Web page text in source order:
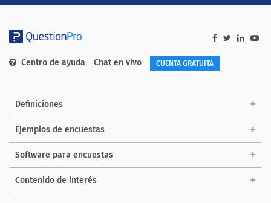
Centro de ayuda Chat en vivo CUENTA GRATUITA
Definiciones
Ejemplos de encuestas
Software para encuestas
Contenido de interés